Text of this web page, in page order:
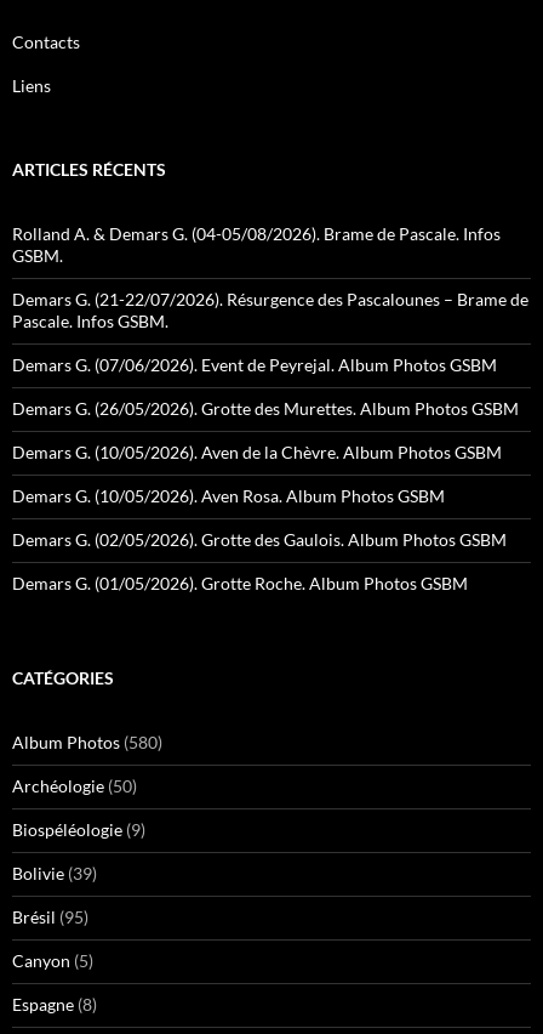
Contacts
Liens
ARTICLES RÉCENTS
Rolland A. & Demars G. (04-05/08/2026). Brame de Pascale. Infos
GSBM.
Demars G. (21-22/07/2026). Résurgence des Pascalounes – Brame de
Pascale. Infos GSBM.
Demars G. (07/06/2026). Event de Peyrejal. Album Photos GSBM
Demars G. (26/05/2026). Grotte des Murettes. Album Photos GSBM
Demars G. (10/05/2026). Aven de la Chèvre. Album Photos GSBM
Demars G. (10/05/2026). Aven Rosa. Album Photos GSBM
Demars G. (02/05/2026). Grotte des Gaulois. Album Photos GSBM
Demars G. (01/05/2026). Grotte Roche. Album Photos GSBM
CATÉGORIES
Album Photos (580)
Archéologie (50)
Biospéléologie (9)
Bolivie (39)
Brésil (95)
Canyon (5)
Espagne (8)